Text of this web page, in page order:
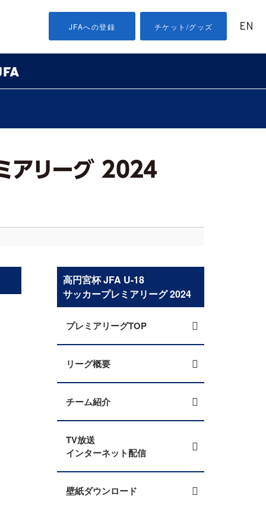
JFAへの登録 チケット/グッズ EN
高円宮杯 JFA U-18
サッカープレミアリーグ 2024
プレミアリーグTOP
リーグ概要
チーム紹介
TV放送
インターネット配信
壁紙ダウンロード